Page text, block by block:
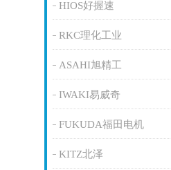
HIOS好握速
RKC理化工业
ASAHI旭精工
IWAKI易威奇
FUKUDA福田电机
KITZ北泽